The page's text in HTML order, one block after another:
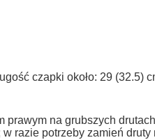
czapki około: 29 (32.5)
prawym na grubszych
razie potrzeby zamień